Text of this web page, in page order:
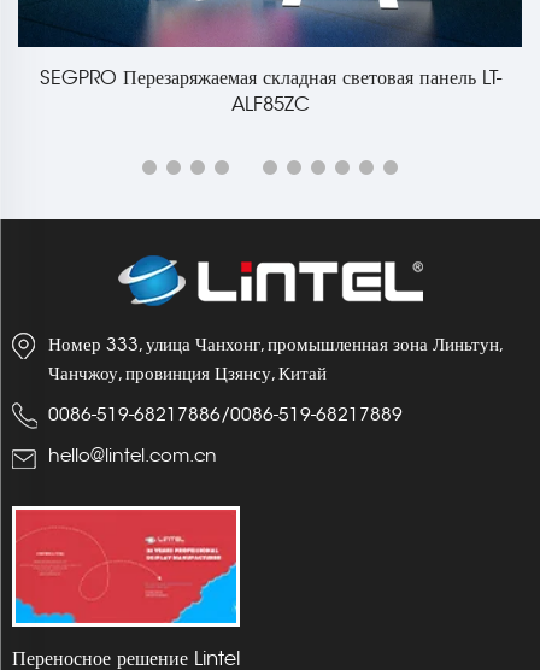
SEGPRO Перезаряжаемая складная световая панель LT-
ALF85ZC
Номер 333, улица Чанхонг, промышленная зона Линьтун,
Чанчжоу, провинция Цзянсу, Китай
0086-519-68217886/0086-519-68217889
hello@lintel.com.cn
Переносное решение Lintel